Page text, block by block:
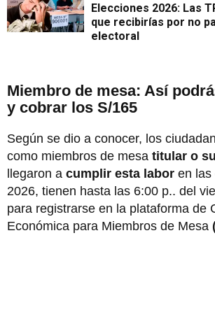
Elecciones 2026: Las
que recibirías por no
electoral
Miembro de mesa: Así
y cobrar los S/165
Según se dio a conocer, los
como miembros de mesa titular o
llegaron a cumplir esta labor en las
2026, tienen hasta las 6:00 p.. del
para registrarse en la plataforma de
Económica para Miembros de Mesa